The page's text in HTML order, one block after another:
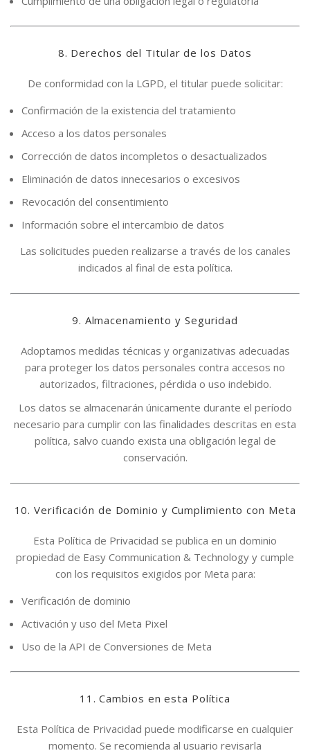
8. Derechos del Titular de los Datos
De conformidad con la LGPD, el titular puede solicitar:
Confirmación de la existencia del tratamiento
Acceso a los datos personales
Corrección de datos incompletos o desactualizados
Eliminación de datos innecesarios o excesivos
Revocación del consentimiento
Información sobre el intercambio de datos
Las solicitudes pueden realizarse a través de los canales
indicados al final de esta política.
9. Almacenamiento y Seguridad
Adoptamos medidas técnicas y organizativas adecuadas
para proteger los datos personales contra accesos no
autorizados, filtraciones, pérdida o uso indebido.
Los datos se almacenarán únicamente durante el período
necesario para cumplir con las finalidades descritas en esta
política, salvo cuando exista una obligación legal de
conservación.
10. Verificación de Dominio y Cumplimiento con Meta
Esta Política de Privacidad se publica en un dominio
propiedad de Easy Communication & Technology y cumple
con los requisitos exigidos por Meta para:
Verificación de dominio
Activación y uso del Meta Pixel
Uso de la API de Conversiones de Meta
11. Cambios en esta Política
Esta Política de Privacidad puede modificarse en cualquier
momento. Se recomienda al usuario revisarla